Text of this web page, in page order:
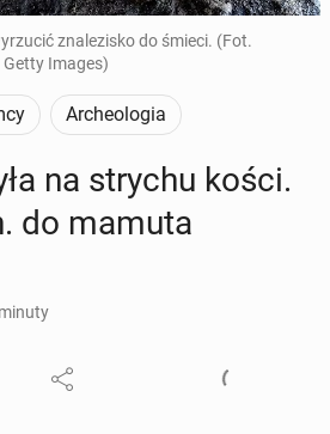
znalezisko do śmieci. (Fot.
Getty Images)
Archeologia
na strychu kości.
do mamuta